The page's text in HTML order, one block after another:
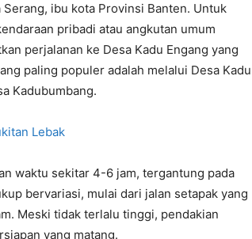
ibu kota Provinsi Banten. Untuk
pribadi atau angkutan umum
perjalanan ke Desa Kadu Engang yang
paling populer adalah melalui Desa Kadu
Kadubumbang.
Lebak
waktu sekitar 4-6 jam, tergantung pada
bervariasi, mulai dari jalan setapak yang
Meski tidak terlalu tinggi, pendakian
yang matang.